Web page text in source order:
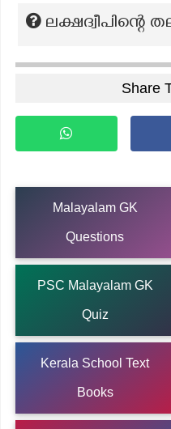
ലക്ഷദ്വീപിന്റെ
Share
Malayalam GK
Questions
PSC Malayalam GK
Quiz
Kerala School Text
Books